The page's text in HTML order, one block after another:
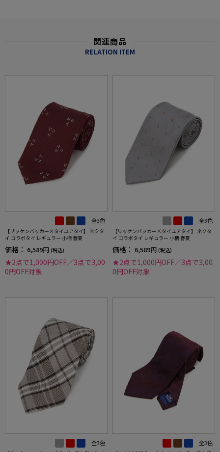
関連商品
RELATION ITEM
全3色
【リッケンバッカー×タイユアタイ】 ネクタ
イ コラボタイ レギュラー 小柄 春夏
価格： 6,589円 (税込)
★2点で1,000円OFF／3点で3,00
0円OFF対象
全3色
【リッケンバッカー×タイユアタイ】 ネクタ
イ コラボタイ レギュラー 小柄 春夏
価格： 6,589円 (税込)
★2点で1,000円OFF／3点で3,00
0円OFF対象
全3色 全3色